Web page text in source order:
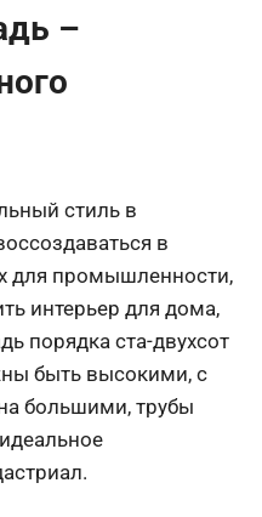
–
стиль в
в
для промышленности,
интерьер для дома,
порядка ста-двухсот
быть высокими, с
большими, трубы